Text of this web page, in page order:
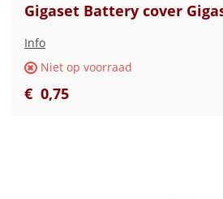
Gigaset Battery cover
Info
Niet op voorraad
€ 0,75